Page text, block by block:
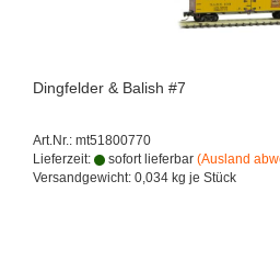
Dingfelder & Balish #7
Art.Nr.: mt51800770
Lieferzeit:
sofort lieferbar (Ausland
Versandgewicht: 0,034 kg je Stück